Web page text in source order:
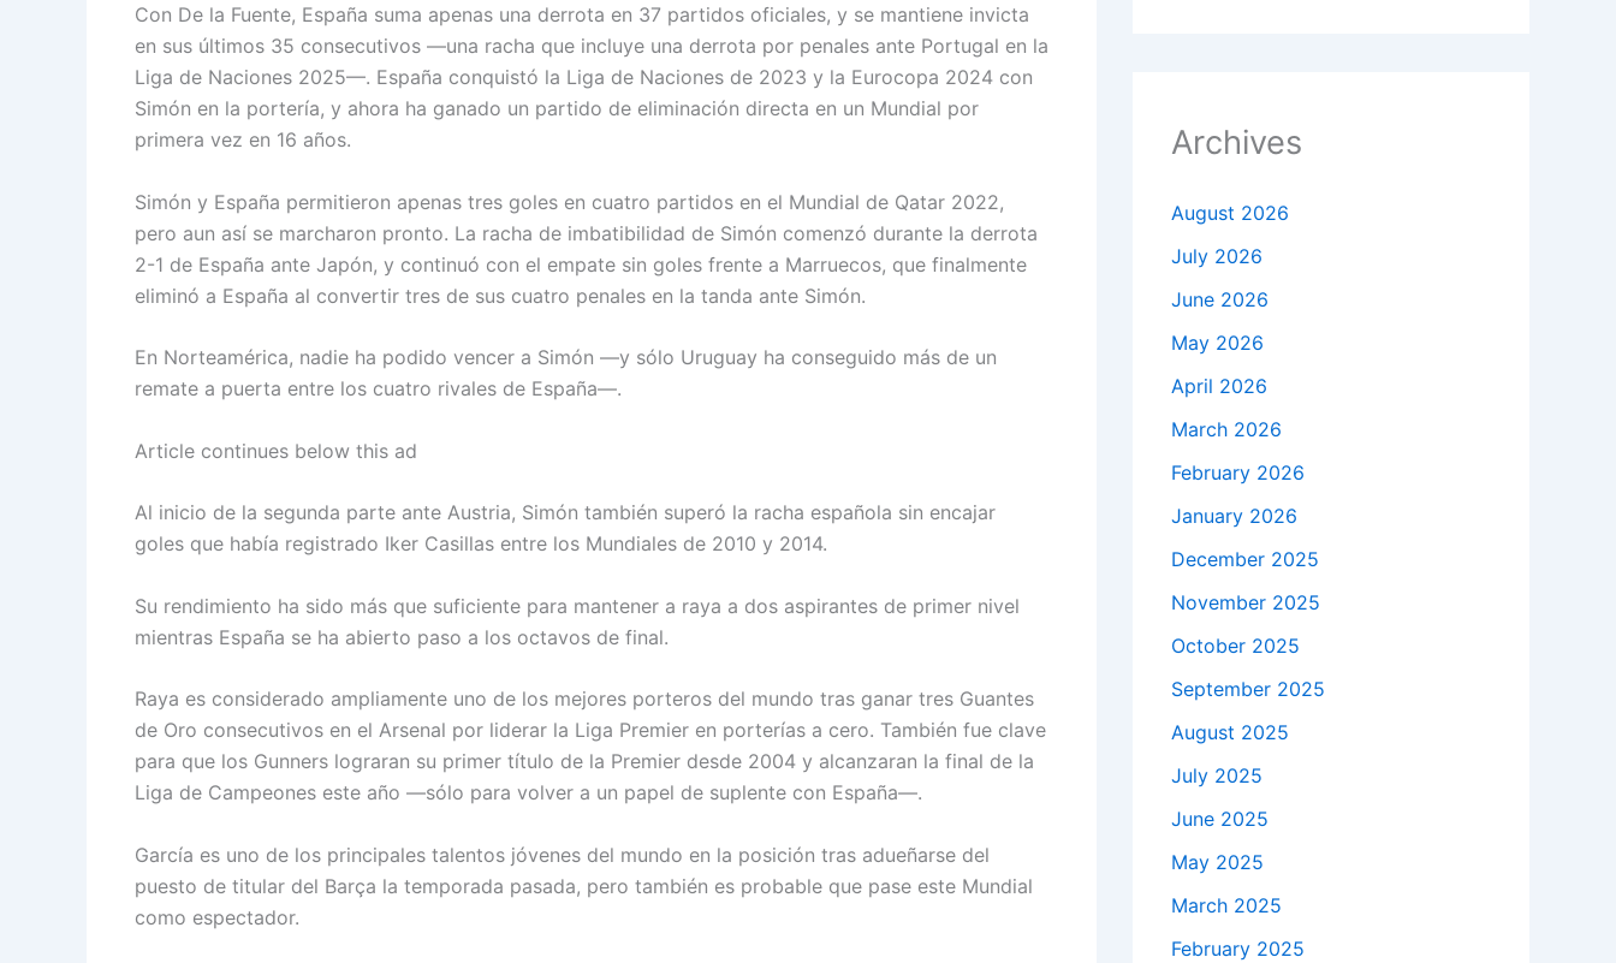
Con De la Fuente, España suma apenas una derrota en 37 partidos oficiales, y se mantiene invicta
en sus últimos 35 consecutivos —una racha que incluye una derrota por penales ante Portugal en la
Liga de Naciones 2025—. España conquistó la Liga de Naciones de 2023 y la Eurocopa 2024 con
Simón en la portería, y ahora ha ganado un partido de eliminación directa en un Mundial por
primera vez en 16 años.
Simón y España permitieron apenas tres goles en cuatro partidos en el Mundial de Qatar 2022,
pero aun así se marcharon pronto. La racha de imbatibilidad de Simón comenzó durante la derrota
2-1 de España ante Japón, y continuó con el empate sin goles frente a Marruecos, que finalmente
eliminó a España al convertir tres de sus cuatro penales en la tanda ante Simón.
En Norteamérica, nadie ha podido vencer a Simón —y sólo Uruguay ha conseguido más de un
remate a puerta entre los cuatro rivales de España—.
Article continues below this ad
Al inicio de la segunda parte ante Austria, Simón también superó la racha española sin encajar
goles que había registrado Iker Casillas entre los Mundiales de 2010 y 2014.
Su rendimiento ha sido más que suficiente para mantener a raya a dos aspirantes de primer nivel
mientras España se ha abierto paso a los octavos de final.
Raya es considerado ampliamente uno de los mejores porteros del mundo tras ganar tres Guantes
de Oro consecutivos en el Arsenal por liderar la Liga Premier en porterías a cero. También fue clave
para que los Gunners lograran su primer título de la Premier desde 2004 y alcanzaran la final de la
Liga de Campeones este año —sólo para volver a un papel de suplente con España—.
García es uno de los principales talentos jóvenes del mundo en la posición tras adueñarse del
puesto de titular del Barça la temporada pasada, pero también es probable que pase este Mundial
como espectador.
Archives
August 2026
July 2026
June 2026
May 2026
April 2026
March 2026
February 2026
January 2026
December 2025
November 2025
October 2025
September 2025
August 2025
July 2025
June 2025
May 2025
March 2025
February 2025